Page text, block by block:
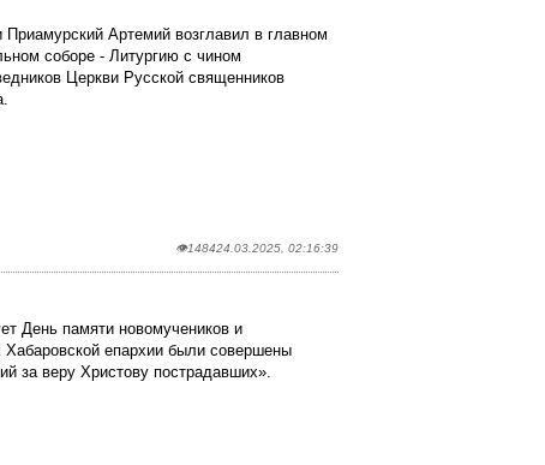
Артемий возглавил в главном
соборе - Литургию с чином
Церкви Русской священников
👁148424.03.2025, 02:16:39
День памяти новомучеников и
епархии были совершены
за веру Христову пострадавших».